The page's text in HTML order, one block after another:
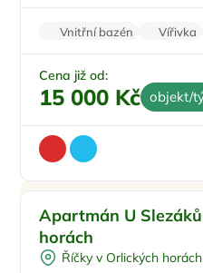
Vnitřní bazén Vířivka
Wellness procedury
Cena již od:
15 000 Kč objekt/
Vířivka
Plná penze
Sauna
Apartmán U
horách
Říčky v Orlických